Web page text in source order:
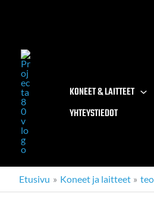
KONEET & LAITTEET
YHTEYSTIEDOT
Etusivu Koneet ja laitteet